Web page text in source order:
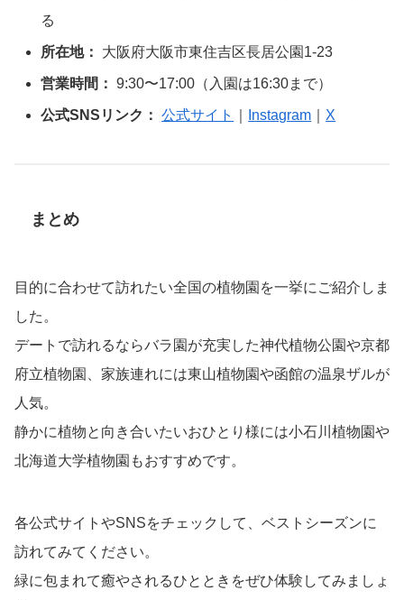
る
所在地： 大阪府大阪市東住吉区長居公園1-23
営業時間： 9:30〜17:00（入園は16:30まで）
公式SNSリンク： 公式サイト Instagram X
まとめ
目的に合わせて訪れたい全国の植物園を一挙にご紹介しま
した。
デートで訪れるならバラ園が充実した神代植物公園や京都
府立植物園、家族連れには東山植物園や函館の温泉ザルが
人気。
静かに植物と向き合いたいおひとり様には小石川植物園や
北海道大学植物園もおすすめです。
各公式サイトやSNSをチェックして、ベストシーズンに
訪れてみてください。
緑に包まれて癒やされるひとときをぜひ体験してみましょ